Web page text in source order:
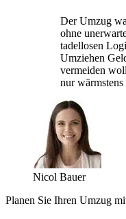
Der Umzug
ohne
tadellosen
Umziehen
vermeiden
nur
Nicol Bauer
Planen Sie Ihren Umzug